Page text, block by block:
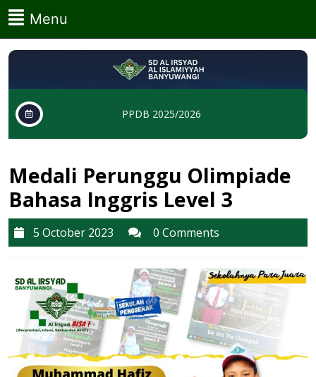
Skip
to
content
Menu
PPDB 2025/2026
Medali Perunggu Olimpiade
Bahasa Inggris Level 3
5 October 2023
5
October
2023
0 Comments